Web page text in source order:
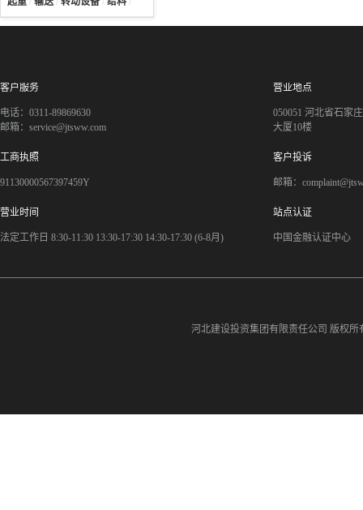
客户服务
电话：0311-89869630
邮箱：service@jtsww.com
营业地点
050051 河北省石家
大厦10楼
工商执照
91130000567397459Y
客户投诉
邮箱：
营业时间
法定工作日 8:30-11:30 13:30-17:30 14:30-17:30 (6-8月)
站点认证
中国金融认证中心
河北建设投资集团有限责任公司 版权所